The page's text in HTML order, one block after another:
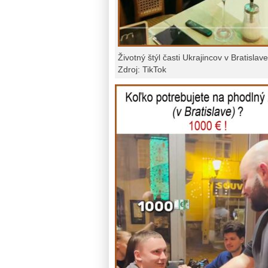
Životný štýl časti Ukrajincov v
Zdroj: TikTok